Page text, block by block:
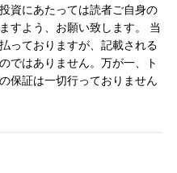
資にあたっては読者ご自身の
すよう、お願い致します。 当
っておりますが、記載される
ではありません。万が一、ト
保証は一切行っておりません